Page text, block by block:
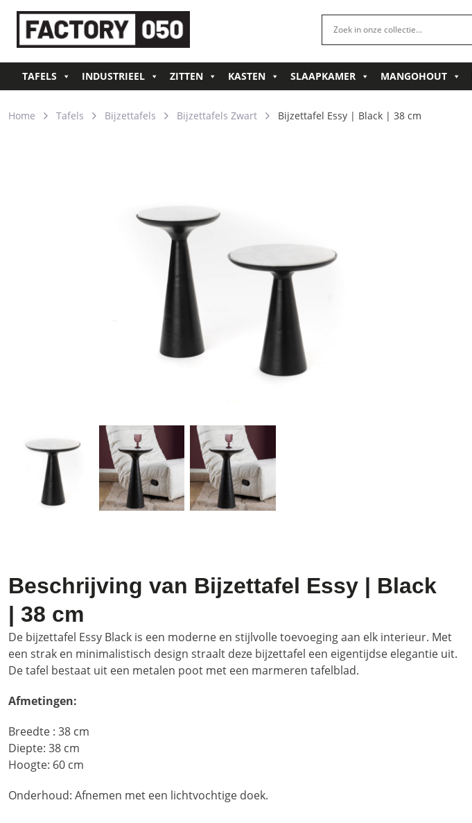
TAFELS INDUSTRIEEL ZITTEN KASTEN SLAAPKAMER MANGOHOUT
Home Tafels Bijzettafels Bijzettafels Zwart Bijzettafel Essy | Black | 38 cm
Beschrijving van Bijzettafel Essy | Black
| 38 cm
De bijzettafel Essy Black is een moderne en stijlvolle toevoeging aan elk interieur. Met
een strak en minimalistisch design straalt deze bijzettafel een eigentijdse elegantie uit.
De tafel bestaat uit een metalen poot met een marmeren tafelblad.
Afmetingen:
Breedte : 38 cm
Diepte: 38 cm
Hoogte: 60 cm
Onderhoud: Afnemen met een lichtvochtige doek.